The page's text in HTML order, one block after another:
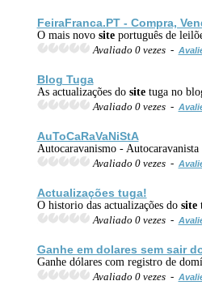
FeiraFranca.PT - Compra,
O mais novo siteportuguês de
Avaliado 0 vezes -
Blog Tuga
As actualizações do sitetuga no
Avaliado 0 vezes -
AuToCaRaVaNiStA
Autocaravanismo -
Avaliado 0 vezes -
Actualizações tuga!
O historio das actualizações do site
Avaliado 0 vezes -
Ganhe em dolares sem sair
Ganhe dólares com registro de
Avaliado 0 vezes -